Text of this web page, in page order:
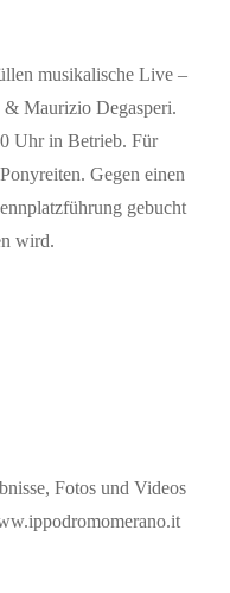
musikalische Live –
& Maurizio Degasperi.
Uhr in Betrieb. Für
Gegen einen
gebucht
wird.
Fotos und Videos